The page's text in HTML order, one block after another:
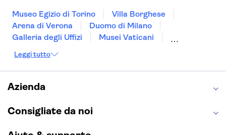
Museo Egizio di Torino
Villa Borghese
Arena di Verona
Duomo di Milano
Galleria degli Uffizi
Musei Vaticani
Museo del Louvre
Teatro alla Scala
Sagrada Familia
Pantheon
Napoli Sotterranea
Leggi tutto
Azienda
Consigliate da noi